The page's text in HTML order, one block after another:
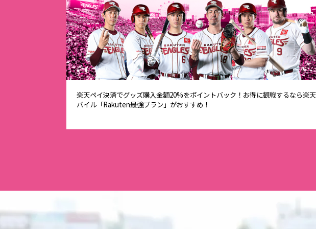
楽天ペイ決済でグッズ購入金額20%をポイントバック！お得に観戦するなら楽
バイル「Rakuten最強プラン」がおすすめ！